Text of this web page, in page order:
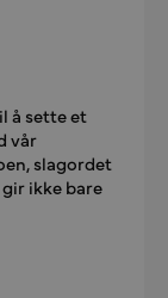
å sette et
vår
slagordet
ikke bare